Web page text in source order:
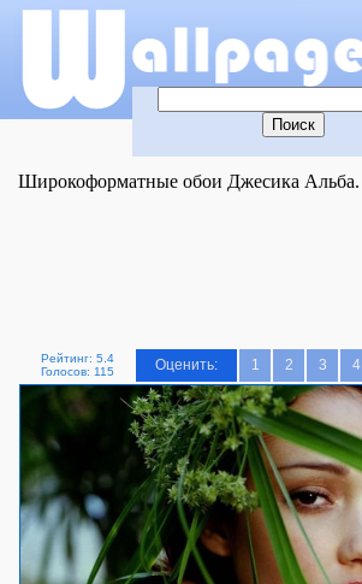
Широкоформатные обои Джесика Альба.
Рейтинг: 5.4
Голосов: 115
Оценить: 1 2 3 4